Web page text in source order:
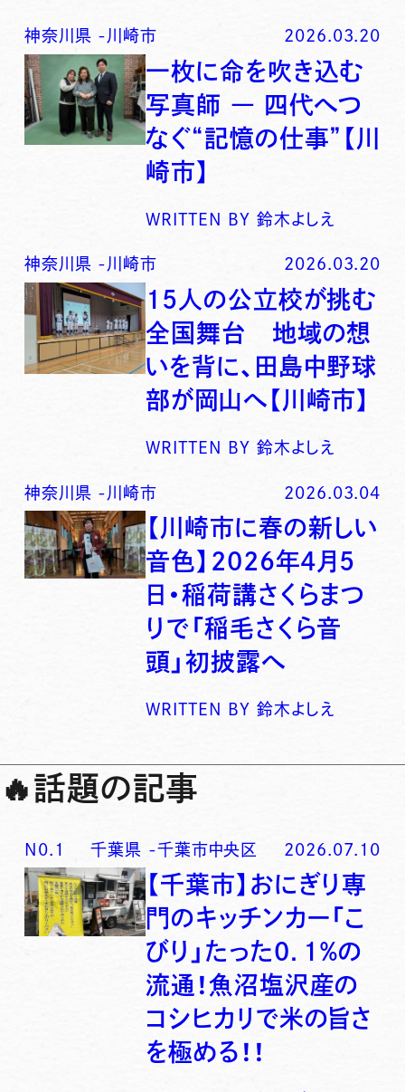
神奈川県 - 川崎市 2026.03.20
一枚に命を吹き込む
写真師 ― 四代へつ
なぐ“記憶の仕事”【川
崎市】
WRITTEN BY 鈴木よしえ
神奈川県 - 川崎市 2026.03.20
15人の公立校が挑む
全国舞台 地域の想
いを背に、田島中野球
部が岡山へ【川崎市】
WRITTEN BY 鈴木よしえ
神奈川県 - 川崎市 2026.03.04
【川崎市に春の新しい
音色】2026年4月5
日・稲荷講さくらまつ
りで「稲毛さくら音
頭」初披露へ
WRITTEN BY 鈴木よしえ
🔥話題の記事
N0. 1 千葉県 -千葉市中央区 2026.07.10
【千葉市】おにぎり専
門のキッチンカー「こ
びり」たった0．1％の
流通！魚沼塩沢産の
コシヒカリで米の旨さ
を極める！！